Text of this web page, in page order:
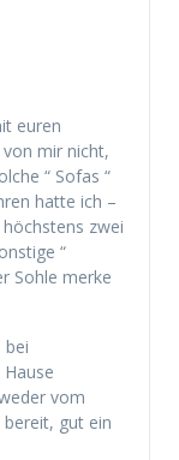
euren
mir nicht,
“ Sofas “
hatte ich –
zwei
“
Sohle merke
bei
vom
gut ein